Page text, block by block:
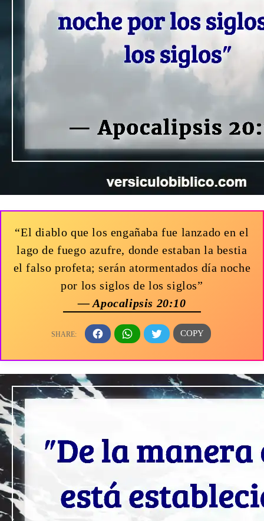
“El diablo que los engañaba fue lanzado en el
lago de fuego azufre, donde estaban la bestia
el falso profeta; serán atormentados día noche
por los siglos de los siglos”
— Apocalipsis 20:10